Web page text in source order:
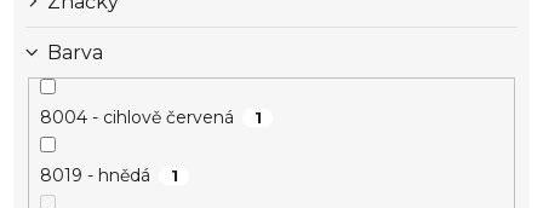
Barva
8004 - cihlově červená 1
8019 - hnědá 1